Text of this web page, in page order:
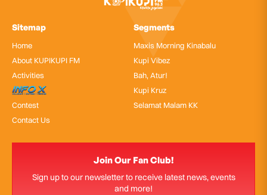
Sitemap
Home
About KUPIKUPI FM
Activities
InfoX
Contest
Contact Us
Segments
Maxis Morning Kinabalu
Kupi Vibez
Bah, Atur!
Kupi Kruz
Selamat Malam KK
Join Our Fan Club!
Sign up to our newsletter to receive latest news, events
and more!